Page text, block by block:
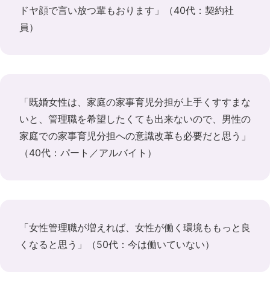
ドヤ顔で言い放つ輩もおります」（40代：契約社
員）
「既婚女性は、家庭の家事育児分担が上手くすすまな
いと、管理職を希望したくても出来ないので、男性の
家庭での家事育児分担への意識改革も必要だと思う」
（40代：パート／アルバイト）
「女性管理職が増えれば、女性が働く環境ももっと良
くなると思う」（50代：今は働いていない）